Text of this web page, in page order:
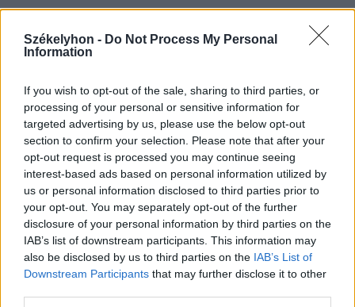
Székelyhon - Do Not Process My Personal
Information
If you wish to opt-out of the sale, sharing to third parties, or
processing of your personal or sensitive information for
targeted advertising by us, please use the below opt-out
section to confirm your selection. Please note that after your
opt-out request is processed you may continue seeing
interest-based ads based on personal information utilized by
us or personal information disclosed to third parties prior to
your opt-out. You may separately opt-out of the further
disclosure of your personal information by third parties on the
IAB’s list of downstream participants. This information may
also be disclosed by us to third parties on the IAB’s List of
Downstream Participants that may further disclose it to other
Hasznos
Impresszum
Szerzői jogok
Adatvédelmi tájékoztató
Cookie-kezelési tájékoztató
Hozzászólási szabályzat
Nyomtatott lapjaink archívuma